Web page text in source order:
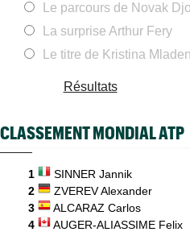
Gabriel Debru retourne aux USA,
idée...
ATP - Montréal
ATP - Montréal
Jeunes
US Open
Lorenzo Musetti passe d'une
Le parcours de Novak
La surprise Arthur Fery
Le titre de Kristina
Résultats
CLASSEMENT MONDIAL ATP
1 SINNER Jannik
2
ZVEREV Alexander
3
ALCARAZ Carlos
4
AUGER-ALIASSIME Felix